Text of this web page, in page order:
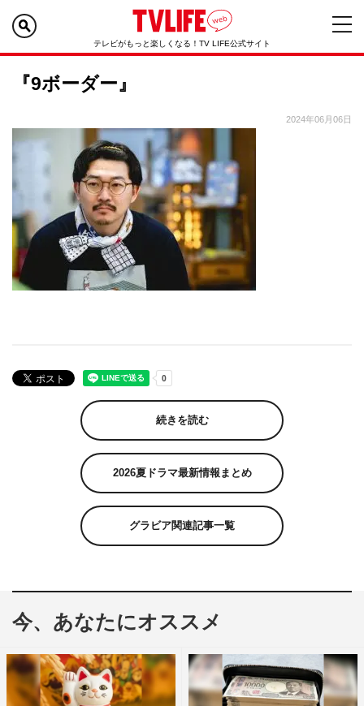
テレビがもっと楽しくなる！TV LIFE公式サイト
『9ボーダー』
2024年06月06日
続きを読む
2026夏ドラマ最新情報まとめ
グラビア関連記事一覧
今、あなたにオススメ